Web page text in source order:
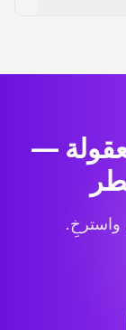
—
واسترخِ.